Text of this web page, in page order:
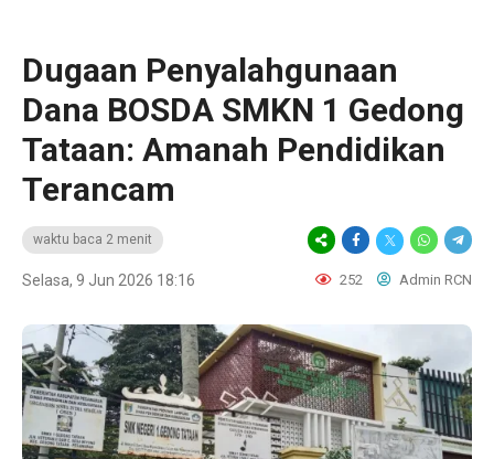
Dugaan Penyalahgunaan
Dana BOSDA SMKN 1 Gedong
Tataan: Amanah Pendidikan
Terancam
waktu baca 2 menit
Selasa, 9 Jun 2026 18:16 252 Admin RCN